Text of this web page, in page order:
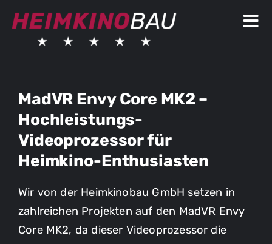
content
Heimkinoprojekte
Über uns
News & Wissen
Kontakt
Shop
MadVR Envy Core MK2 –
Hochleistungs-
Videoprozessor für
Heimkino-Enthusiasten
Wir von der Heimkinobau GmbH setzen in
zahlreichen Projekten auf den MadVR Envy
Core MK2, da dieser Videoprozessor die